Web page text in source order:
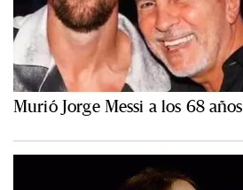
Murió Jorge Messi a los 68 años